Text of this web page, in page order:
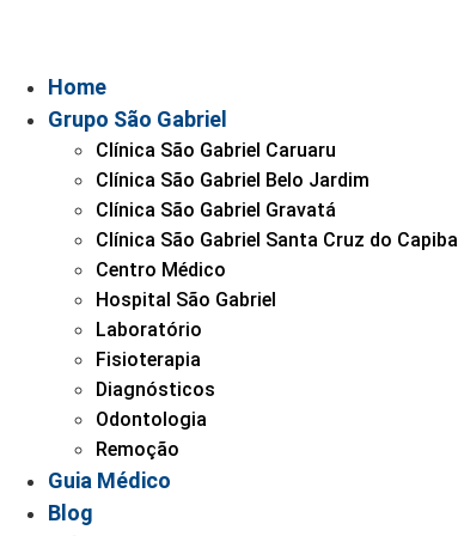
Home
Grupo São Gabriel
Clínica São Gabriel Caruaru
Clínica São Gabriel Belo Jardim
Clínica São Gabriel Gravatá
Clínica São Gabriel Santa Cruz do
Centro Médico
Hospital São Gabriel
Laboratório
Fisioterapia
Diagnósticos
Odontologia
Remoção
Guia Médico
Blog